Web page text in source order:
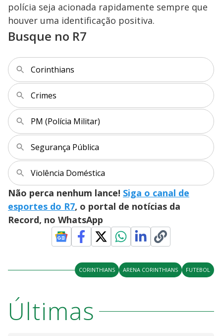
polícia seja acionada rapidamente sempre que
houver uma identificação positiva.
Busque no R7
Corinthians
Crimes
PM (Polícia Militar)
Segurança Pública
Violência Doméstica
Não perca nenhum lance! Siga o canal de
esportes do R7, o portal de notícias da
Record, no WhatsApp
CORINTHIANS ARENA CORINTHIANS FUTEBOL
Últimas